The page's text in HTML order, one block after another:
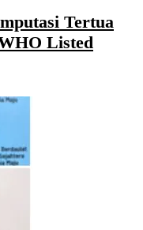
Tertua
Listed